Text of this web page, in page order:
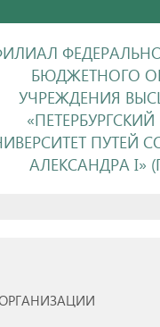
БЮДЖЕТНОГО
УЧРЕЖДЕНИЯ
ПУТЕЙ
АЛЕКСАНДРА I»